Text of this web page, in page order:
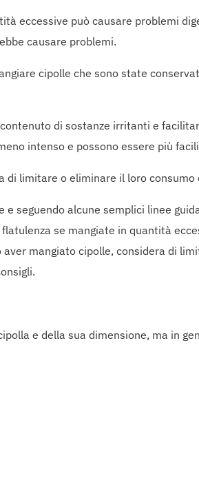
eccessive può causare problemi
causare problemi.
cipolle che sono state
di sostanze irritanti e
intenso e possono essere più
di limitare o eliminare il loro consumo
seguendo alcune semplici linee
se mangiate in quantità
mangiato cipolle, considera di
e della sua dimensione, ma in